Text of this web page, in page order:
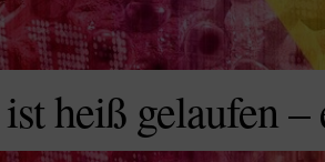
heiß gelaufen –